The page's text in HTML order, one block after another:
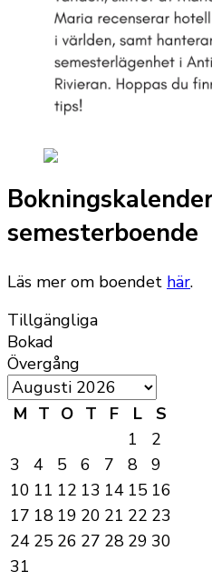
semesterboende
Läs mer om boendet här.
Tillgängliga
Bokad
Övergång
M T O T F L
S
1
2
3
4 5 6 7 8
9
10 11 12 13 14 15 16
17 18 19 20 21 22 23
24 25 26 27 28 29 30
31